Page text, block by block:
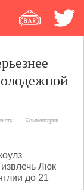
Комментарии
Люк
до 21